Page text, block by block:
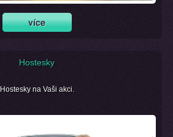
Hostesky
Hostesky na Vaši akci.